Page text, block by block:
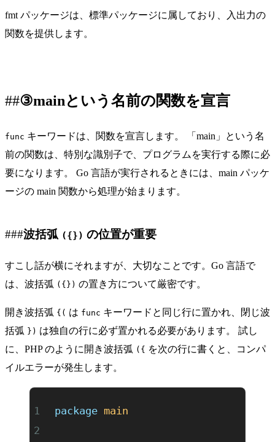
fmt パッケージは、標準パッケージに属しており、入出力の
関数を提供します。
③mainという名前の関数を宣言
func キーワードは、関数を宣言します。 「main」という名
前の関数は、特別な識別子で、プログラムを実行する際に必
要になります。 Go 言語が実行されるときには、main パッケ
ージの main 関数から処理が始まります。
波括弧 ({}) の位置が重要
すこし話が横にそれますが、大切なことです。Go 言語で
は、波括弧 ({}) の置き方について厳密です。
開き波括弧 {( は func キーワードと同じ行に置かれ、閉じ波
括弧 }) は独自の行に必ず置かれる必要があります。 試し
に、PHP のように開き波括弧 ({ を次の行に書くと、コンパ
イルエラーが発生します。
package main